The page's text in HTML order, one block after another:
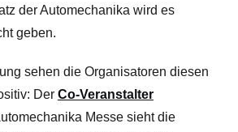
der Automechanika wird es
geben.
sehen die Organisatoren diesen
Der Co-Veranstalter
Messe sieht die